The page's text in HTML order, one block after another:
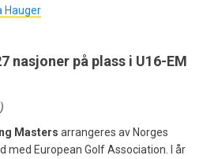
Hauger
nasjoner på plass i U16-EM
Masters arrangeres av Norges
med European Golf Association. I år